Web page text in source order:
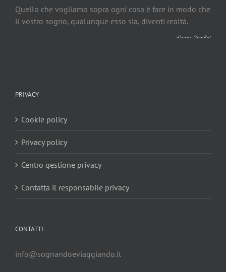
Quello che vogliamo sopra ogni cosa è fare in modo che
il vostro sogno, qualunque esso sia, diventi realtà.
PRIVACY
Cookie policy
Privacy policy
Centro gestione privacy
Contatta il responsabile privacy
CONTATTI:
info@sognandoeviaggiando.it